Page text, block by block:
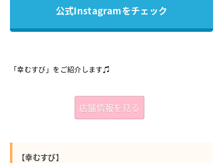
公式Instagramをチェック
「幸むすび」をご紹介します♫
店舗情報を見る
【幸むすび】